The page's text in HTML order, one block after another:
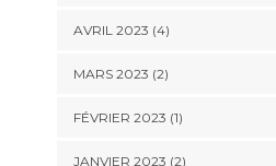
AVRIL 2023 (4)
MARS 2023 (2)
FÉVRIER 2023 (1)
JANVIER 2023 (2)